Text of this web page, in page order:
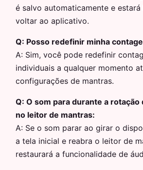
é salvo automaticamente e
voltar ao aplicativo.
Q: Posso redefinir minha
A: Sim, você pode redefinir
individuais a qualquer momento
configurações de mantras.
Q: O som para durante a
no leitor de mantras:
A: Se o som parar ao girar o
a tela inicial e reabra o leitor de
restaurará a funcionalidade de